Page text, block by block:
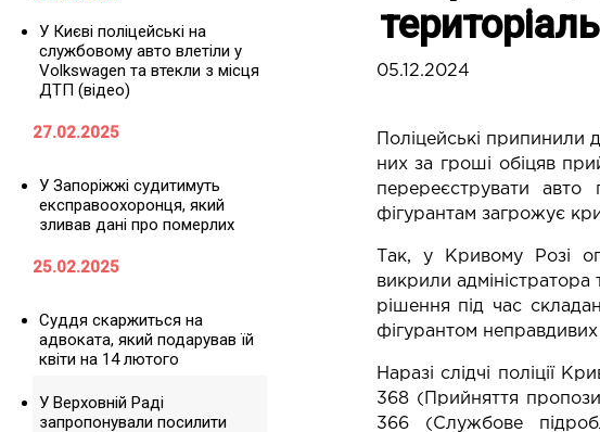
У Києві поліцейські на
службовому авто влетіли у
Volkswagen та втекли з місця
ДТП (відео)
27.02.2025
У Запоріжжі судитимуть
експравоохоронця, який
зливав дані про померлих
25.02.2025
Суддя скаржиться на
адвоката, який подарував їй
квіти на 14 лютого
У Верховній Раді
запропонували посилити
05.12.2024
Поліцейські припинили
них за гроші обіцяв
перереєструвати
фігурантам загрожує
Так, у Кривому Розі
викрили
рішення під час
фігурантом
Наразі слідчі поліції
368 (Прийняття
366 (Службове